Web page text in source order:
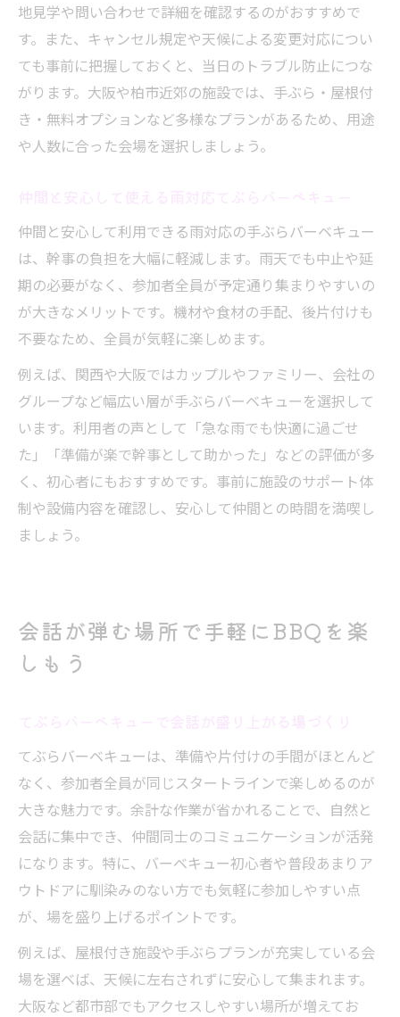
地見学や問い合わせで詳細を確認するのがおすすめで
す。また、キャンセル規定や天候による変更対応につい
ても事前に把握しておくと、当日のトラブル防止につな
がります。大阪や柏市近郊の施設では、手ぶら・屋根付
き・無料オプションなど多様なプランがあるため、用途
や人数に合った会場を選択しましょう。
仲間と安心して利用できる雨対応の手ぶらバーベキュー
は、幹事の負担を大幅に軽減します。雨天でも中止や延
期の必要がなく、参加者全員が予定通り集まりやすいの
が大きなメリットです。機材や食材の手配、後片付けも
不要なため、全員が気軽に楽しめます。
例えば、関西や大阪ではカップルやファミリー、会社の
グループなど幅広い層が手ぶらバーベキューを選択して
います。利用者の声として「急な雨でも快適に過ごせ
た」「準備が楽で幹事として助かった」などの評価が多
く、初心者にもおすすめです。事前に施設のサポート体
制や設備内容を確認し、安心して仲間との時間を満喫し
ましょう。
会話が弾む場所で手軽にBBQを楽
しもう
てぶらバーベキューは、準備や片付けの手間がほとんど
なく、参加者全員が同じスタートラインで楽しめるのが
大きな魅力です。余計な作業が省かれることで、自然と
会話に集中でき、仲間同士のコミュニケーションが活発
になります。特に、バーベキュー初心者や普段あまりア
ウトドアに馴染みのない方でも気軽に参加しやすい点
が、場を盛り上げるポイントです。
例えば、屋根付き施設や手ぶらプランが充実している会
場を選べば、天候に左右されずに安心して集まれます。
大阪など都市部でもアクセスしやすい場所が増えてお